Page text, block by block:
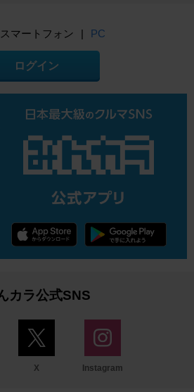
スマートフォン | PC
ログイン
カラ公式SNS
X Instagram